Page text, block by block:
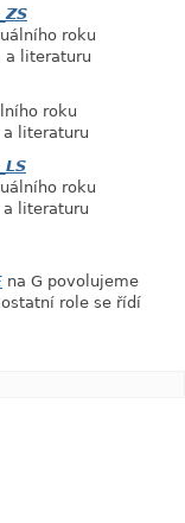
roku
a literaturu
roku
a literaturu
roku
a literaturu
na G povolujeme
role se řídí